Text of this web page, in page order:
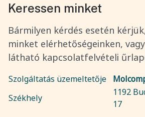
Keressen minket
Bármilyen kérdés esetén
minket elérhetőségeinken,
látható kapcsolatfelvételi
Szolgáltatás üzemeltetője
Székhely
1192
17